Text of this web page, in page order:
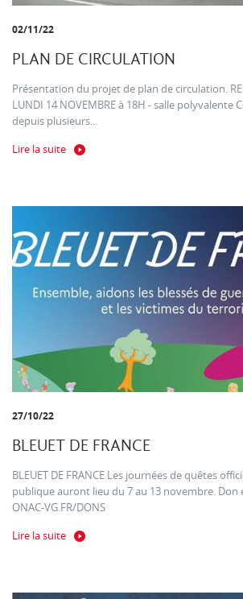
02/11/22
PLAN DE CIRCULATION
Présentation du projet de plan de circulation.
LUNDI 14 NOVEMBRE à 18H - salle polyvalente
depuis plusieurs...
Lire la suite
27/10/22
BLEUET DE FRANCE
BLEUET DE FRANCE Les journées de quêtes
publique auront lieu du 7 au 13 novembre. Don
ONAC-VG.FR/DONS
Lire la suite